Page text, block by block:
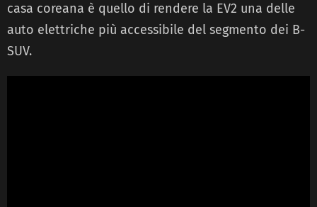
casa coreana è quello di rendere la EV2 una delle
auto elettriche più accessibile del segmento dei B-
SUV.